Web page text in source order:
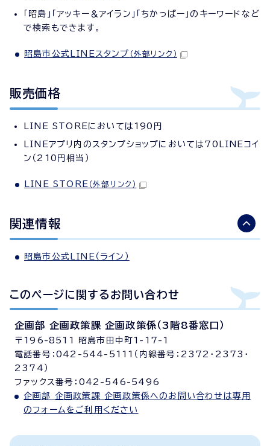
「昭島」「アッキー＆アイラン」「ちかっぱー」のキーワードなど
で検索もできます。
昭島市公式LINEスタンプ （外部リンク）
販売価格
LINE STOREにおいては190円
LINEアプリ内のスタンプショップにおいては70LINEコイ
ン（210円相当）
LINE STORE （外部リンク）
関連情報
昭島市公式LINE（ライン）
このページに関する お問い合わせ
企画部 企画政策課 企画政策係（3階8番窓口）
〒196-8511 昭島市田中町1-17-1
電話番号：042-544-5111（内線番号：2372・2373・
2374）
ファックス番号：042-546-5496
企画部 企画政策課 企画政策係へのお問い合わせは専用
のフォームをご利用ください